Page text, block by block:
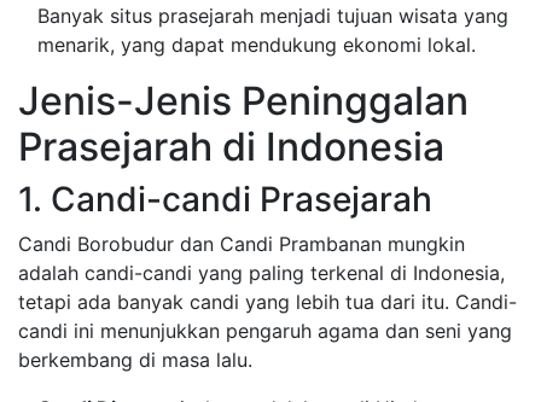
Banyak situs prasejarah menjadi tujuan wisata yang
menarik, yang dapat mendukung ekonomi lokal.
Jenis-Jenis Peninggalan
Prasejarah di Indonesia
1. Candi-candi Prasejarah
Candi Borobudur dan Candi Prambanan mungkin
adalah candi-candi yang paling terkenal di Indonesia,
tetapi ada banyak candi yang lebih tua dari itu. Candi-
candi ini menunjukkan pengaruh agama dan seni yang
berkembang di masa lalu.